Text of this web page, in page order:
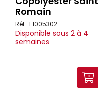
Romain
Réf : E1005302
Disponible sous 2 à 4
semaines